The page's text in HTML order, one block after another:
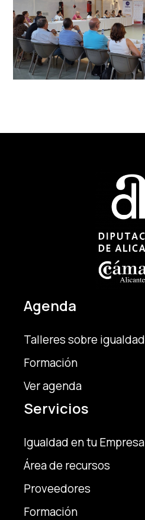
Servicios
Igualdad en tu Empresa
Área de recursos
Proveedores
Formación
Agenda
Talleres sobre igualdad
Formación
Ver agenda